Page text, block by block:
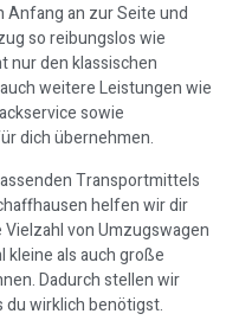
Anfang an zur Seite und
so reibungslos wie
nur den klassischen
weitere Leistungen wie
sowie
dich übernehmen.
Transportmittels
helfen wir dir
von Umzugswagen
kleine als auch große
Dadurch stellen wir
du wirklich benötigst.